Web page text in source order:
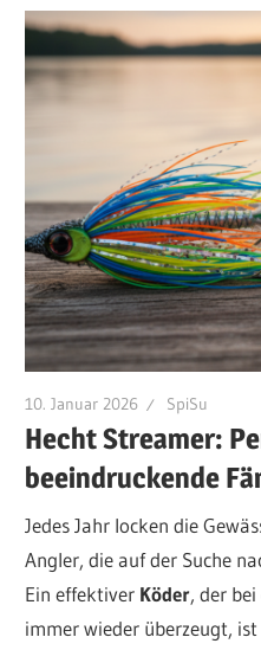
10. Januar 2026 SpiSu
Hecht Streamer:
beeindruckende
Jedes Jahr locken die
Angler, die auf der Suche
Ein effektiver Köder, der
immer wieder überzeugt,